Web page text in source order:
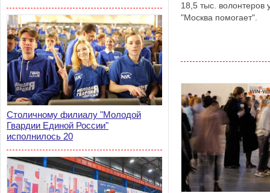
Столичному филиалу "Молодой
Гвардии Единой России"
исполнилось 20
18,5 тыс. волонтеров
"Москва помогает".